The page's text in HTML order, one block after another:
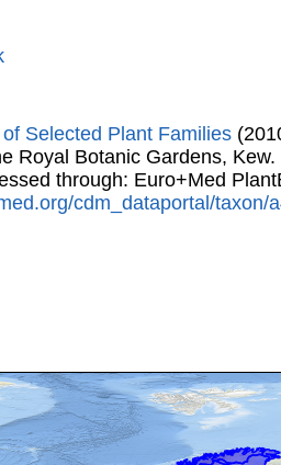
Selected Plant Families
Royal Botanic Gardens, Kew.
through: Euro+Med
cdm_dataportal/taxon/